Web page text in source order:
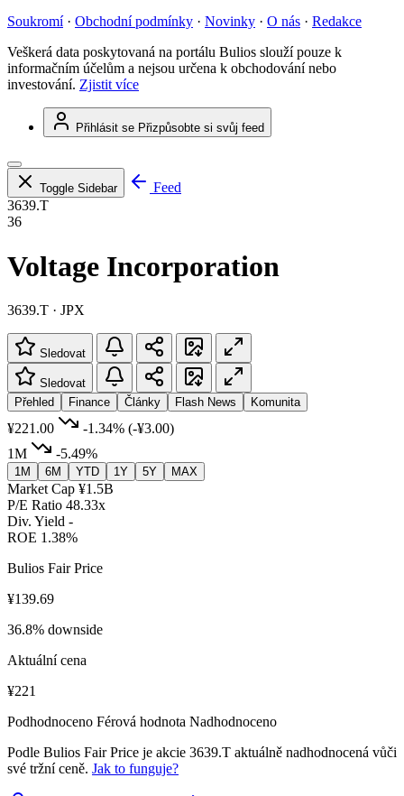
Soukromí · Obchodní podmínky · Novinky · O nás · Redakce
Veškerá data poskytovaná na portálu Bulios slouží pouze k
informačním účelům a nejsou určena k obchodování nebo
investování. Zjistit více
Přihlásit se Přizpůsobte si svůj feed
Toggle Sidebar
Feed
3639.T
36
Voltage Incorporation
3639.T · JPX
Sledovat
Sledovat
Přehled
Finance Články Flash News Komunita
¥221.00 -1.34% (-¥3.00)
1M
-5.49%
1M 6M YTD 1Y 5Y MAX
Market Cap ¥1.5B
P/E Ratio 48.33x
Div. Yield -
ROE 1.38%
Bulios Fair Price
¥139.69
36.8% downside
Aktuální cena
¥221
Podhodnoceno Férová hodnota Nadhodnoceno
Podle Bulios Fair Price je akcie 3639.T aktuálně nadhodnocená vůči
své tržní ceně. Jak to funguje?